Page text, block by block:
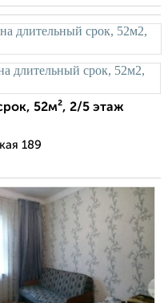
52м², 2/5 этаж
189